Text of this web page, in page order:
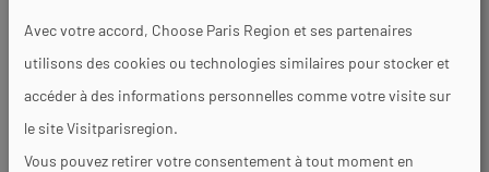
Musée Zadkine : l’atelier-jardin
d’un sculpteur poète
Avec votre accord, Choose Paris Region et ses partenaires
utilisons des cookies ou technologies similaires pour stocker et
accéder à des informations personnelles comme votre visite sur
le site Visitparisregion.
Vous pouvez retirer votre consentement à tout moment en